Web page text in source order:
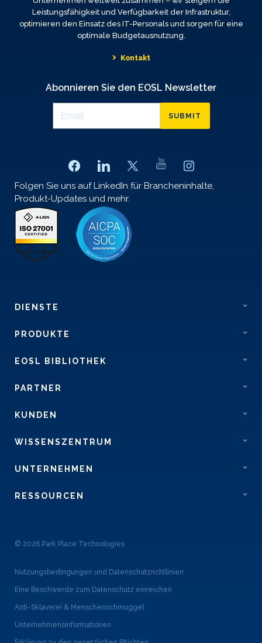
Leistungsfähigkeit und Verfügbarkeit der Infrastruktur,
optimieren den Einsatz des IT-Personals und sorgen für eine
optimale Budgetausnutzung.
Kontakt
Abonnieren Sie den EOSL Newsletter
SUBMIT
Folgen Sie uns auf LinkedIn für Brancheninhalte,
Produkt-Updates und mehr.
DIENSTE
PRODUKTE
EOSL BIBLIOTHEK
PARTNER
KUNDEN
WISSENSZENTRUM
UNTERNEHMEN
RESSOURCEN
© 2026 Park Place Technologies
Nutzungsbedingungen und Datenschutzrichtlinien
Eine Beschwerde zum Datenschutz einreichen
Anti-Sklaverei & Menschenschmuggel
Unternehmensinformationen